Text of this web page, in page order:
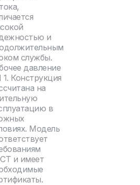
и
службы.
давление
1. Конструкция
на
в
Модель
и имеет